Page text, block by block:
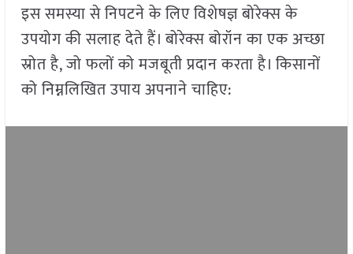
इस समस्या से निपटने के लिए विशेषज्ञ बोरेक्स के
उपयोग की सलाह देते हैं। बोरेक्स बोरॉन का एक अच्छा
स्रोत है, जो फलों को मजबूती प्रदान करता है। किसानों
को निम्नलिखित उपाय अपनाने चाहिए: